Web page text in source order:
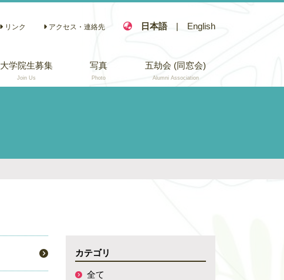
リンク アクセス・連絡先 日本語 | English
大学院生募集
Join Us
写真
Photo
五劫会 (同窓会)
Alumni Association
カテゴリ
全て